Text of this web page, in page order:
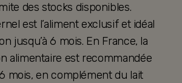
des stocks disponibles.
est l’aliment exclusif et idéal
jusqu’à 6 mois. En France, la
alimentaire est recommandée
mois, en complément du lait